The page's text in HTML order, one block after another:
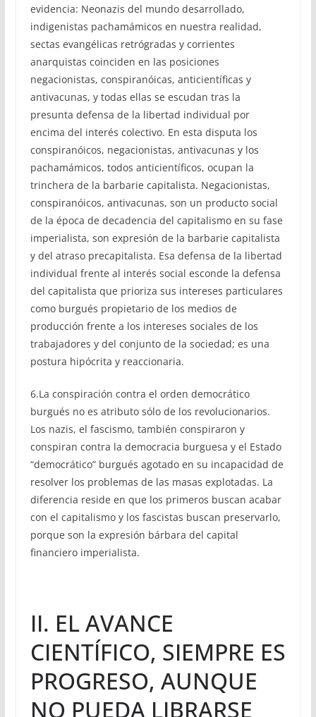
evidencia: Neonazis del mundo desarrollado,
indigenistas pachamámicos en nuestra realidad,
sectas evangélicas retrógradas y corrientes
anarquistas coinciden en las posiciones
negacionistas, conspiranóicas, anticientíficas y
antivacunas, y todas ellas se escudan tras la
presunta defensa de la libertad individual por
encima del interés colectivo. En esta disputa los
conspiranóicos, negacionistas, antivacunas y los
pachamámicos, todos anticientíficos, ocupan la
trinchera de la barbarie capitalista. Negacionistas,
conspiranóicos, antivacunas, son un producto social
de la época de decadencia del capitalismo en su fase
imperialista, son expresión de la barbarie capitalista
y del atraso precapitalista. Esa defensa de la libertad
individual frente al interés social esconde la defensa
del capitalista que prioriza sus intereses particulares
como burgués propietario de los medios de
producción frente a los intereses sociales de los
trabajadores y del conjunto de la sociedad; es una
postura hipócrita y reaccionaria.
6.La conspiración contra el orden democrático
burgués no es atributo sólo de los revolucionarios.
Los nazis, el fascismo, también conspiraron y
conspiran contra la democracia burguesa y el Estado
“democrático” burgués agotado en su incapacidad de
resolver los problemas de las masas explotadas. La
diferencia reside en que los primeros buscan acabar
con el capitalismo y los fascistas buscan preservarlo,
porque son la expresión bárbara del capital
financiero imperialista.
II. EL AVANCE
CIENTÍFICO, SIEMPRE ES
PROGRESO, AUNQUE
NO PUEDA LIBRARSE